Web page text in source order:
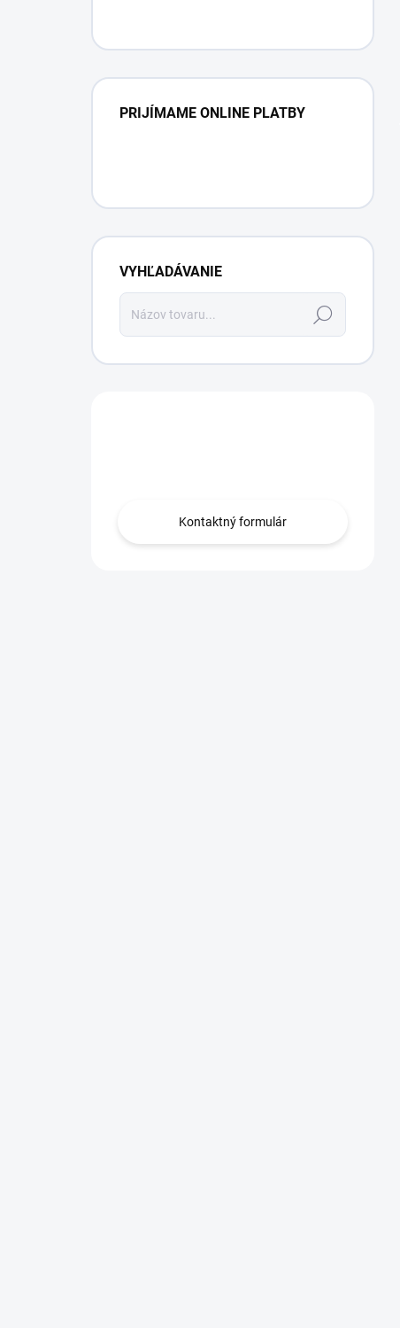
PRIJÍMAME ONLINE PLATBY
VYHĽADÁVANIE
Hľadať
Kontaktný formulár